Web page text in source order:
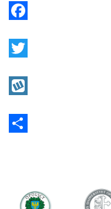
a
e
o
w
ty